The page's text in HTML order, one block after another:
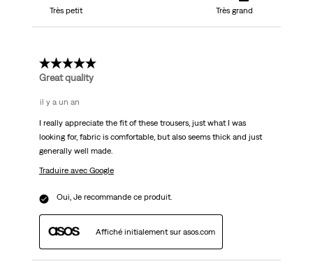
Très petit
Très grand
5 étoile(s) sur 5.
Great quality
il y a un an
I really appreciate the fit of these trousers, just what I was
looking for, fabric is comfortable, but also seems thick and just
generally well made.
Traduire avec Google
Oui, Je recommande ce produit.
Affiché initialement sur asos.com